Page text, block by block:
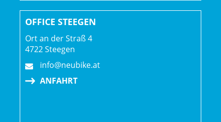
OFFICE STEEGEN
Ort an der Straß 4
4722 Steegen
info@neubike.at
ANFAHRT